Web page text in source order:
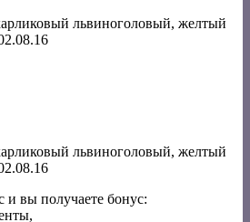
львиноголовый, желтый
львиноголовый, желтый
вы получаете бонус: